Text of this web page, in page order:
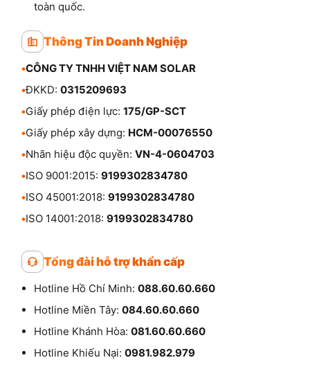
toàn quốc.
Thông Tin Doanh Nghiệp
•CÔNG TY TNHH VIỆT NAM SOLAR
•ĐKKD: 0315209693
•Giấy phép điện lực: 175/GP-SCT
•Giấy phép xây dựng: HCM-00076550
•Nhãn hiệu độc quyền: VN-4-0604703
•ISO 9001:2015: 9199302834780
•ISO 45001:2018: 9199302834780
•ISO 14001:2018: 9199302834780
Tổng đài hỗ trợ khẩn cấp
Hotline Hồ Chí Minh: 088.60.60.660
Hotline Miền Tây: 084.60.60.660
Hotline Khánh Hòa: 081.60.60.660
Hotline Khiếu Nại: 0981.982.979